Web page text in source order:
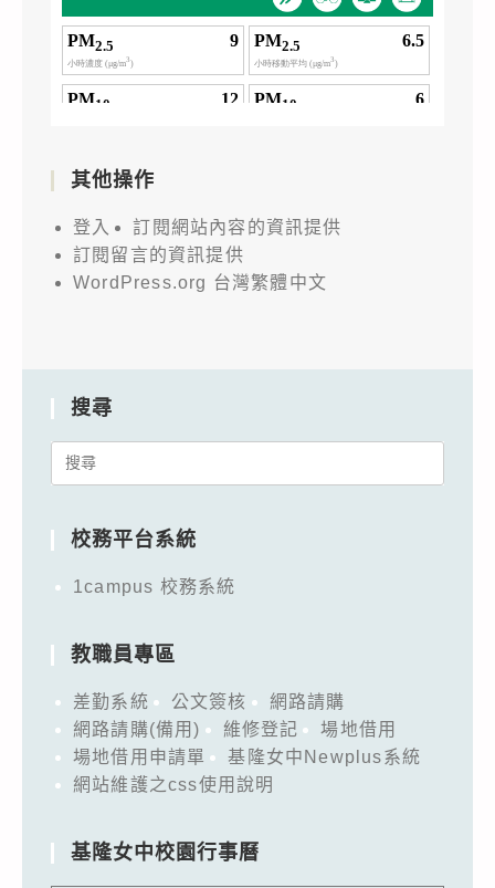
其他操作
登入
訂閱網站內容的資訊提供
訂閱留言的資訊提供
WordPress.org 台灣繁體中文
搜尋
Search
校務平台系統
1campus 校務系統
教職員專區
差勤系統 公文簽核
網路請購
網路請購(備用)
維修登記
場地借用
場地借用申請單
基隆女中Newplus系統
網站維護之css使用說明
基隆女中校園行事曆